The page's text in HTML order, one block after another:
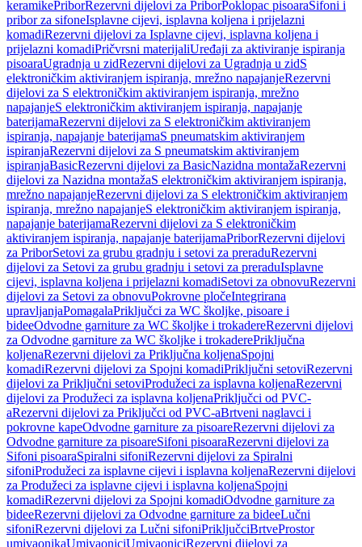
keramikePriborRezervni dijelovi za PriborPoklopac pisoaraSifoni i
pribor za sifoneIsplavne cijevi, isplavna koljena i prijelazni
komadiRezervni dijelovi za Isplavne cijevi, isplavna koljena i
prijelazni komadiPričvrsni materijaliUređaji za aktiviranje ispiranja
pisoaraUgradnja u zidRezervni dijelovi za Ugradnja u zidS
elektroničkim aktiviranjem ispiranja, mrežno napajanjeRezervni
dijelovi za S elektroničkim aktiviranjem ispiranja, mrežno
napajanjeS elektroničkim aktiviranjem ispiranja, napajanje
baterijamaRezervni dijelovi za S elektroničkim aktiviranjem
ispiranja, napajanje baterijamaS pneumatskim aktiviranjem
ispiranjaRezervni dijelovi za S pneumatskim aktiviranjem
ispiranjaBasicRezervni dijelovi za BasicNazidna montažaRezervni
dijelovi za Nazidna montažaS elektroničkim aktiviranjem ispiranja,
mrežno napajanjeRezervni dijelovi za S elektroničkim aktiviranjem
ispiranja, mrežno napajanjeS elektroničkim aktiviranjem ispiranja,
napajanje baterijamaRezervni dijelovi za S elektroničkim
aktiviranjem ispiranja, napajanje baterijamaPriborRezervni dijelovi
za PriborSetovi za grubu gradnju i setovi za preraduRezervni
dijelovi za Setovi za grubu gradnju i setovi za preraduIsplavne
cijevi, isplavna koljena i prijelazni komadiSetovi za obnovuRezervni
dijelovi za Setovi za obnovuPokrovne pločeIntegrirana
upravljanjaPomagalaPriključci za WC školjke, pisoare i
bideeOdvodne garniture za WC školjke i trokadereRezervni dijelovi
za Odvodne garniture za WC školjke i trokaderePriključna
koljenaRezervni dijelovi za Priključna koljenaSpojni
komadiRezervni dijelovi za Spojni komadiPriključni setoviRezervni
dijelovi za Priključni setoviProdužeci za isplavna koljenaRezervni
dijelovi za Produžeci za isplavna koljenaPriključci od PVC-
aRezervni dijelovi za Priključci od PVC-aBrtveni naglavci i
pokrovne kapeOdvodne garniture za pisoareRezervni dijelovi za
Odvodne garniture za pisoareSifoni pisoaraRezervni dijelovi za
Sifoni pisoaraSpiralni sifoniRezervni dijelovi za Spiralni
sifoniProdužeci za isplavne cijevi i isplavna koljenaRezervni dijelovi
za Produžeci za isplavne cijevi i isplavna koljenaSpojni
komadiRezervni dijelovi za Spojni komadiOdvodne garniture za
bideeRezervni dijelovi za Odvodne garniture za bideeLučni
sifoniRezervni dijelovi za Lučni sifoniPriključciBrtveProstor
umivaonikaUmivaoniciUmivaoniciRezervni dijelovi za